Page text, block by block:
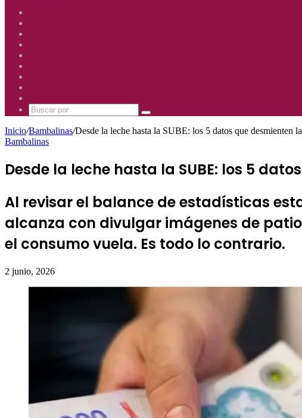
Mhz
885
Mhz
Uno
885
Mhz
Buscar
por
Inicio/Bambalinas/Desde la leche hasta la SUBE: los 5 datos que desmienten
Bambalinas
Desde la leche hasta la SUBE: los 5
Al revisar el balance de estadísticas
alcanza con divulgar imágenes de
el consumo vuela. Es todo lo contrario.
2 junio, 2026